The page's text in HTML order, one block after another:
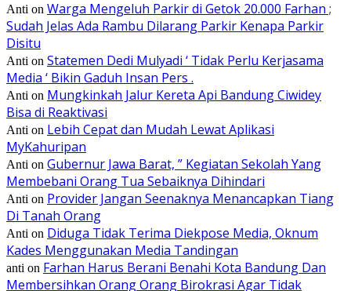
Anti on Warga Mengeluh Parkir di Getok 20.000 Farhan ;
Sudah Jelas Ada Rambu Dilarang Parkir Kenapa Parkir
Disitu
Anti on Statemen Dedi Mulyadi ‘ Tidak Perlu Kerjasama
Media ‘ Bikin Gaduh Insan Pers .
Anti on Mungkinkah Jalur Kereta Api Bandung Ciwidey
Bisa di Reaktivasi
Anti on Lebih Cepat dan Mudah Lewat Aplikasi
MyKahuripan
Anti on Gubernur Jawa Barat, ” Kegiatan Sekolah Yang
Membebani Orang Tua Sebaiknya Dihindari
Anti on Provider Jangan Seenaknya Menancapkan Tiang
Di Tanah Orang
Anti on Diduga Tidak Terima Diekpose Media, Oknum
Kades Menggunakan Media Tandingan
anti on Farhan Harus Berani Benahi Kota Bandung Dan
Membersihkan Orang Orang Birokrasi Agar Tidak